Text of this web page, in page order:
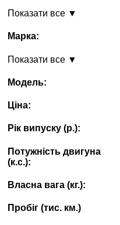
Показати все ▼
Марка:
Показати все ▼
Модель:
Ціна:
Рік випуску (p.):
Потужність двигуна
(к.с.):
Власна вага (кг.):
Пробіг (тис. км.)